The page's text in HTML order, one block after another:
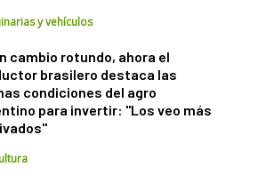
y vehículos
cambio rotundo, ahora el
brasilero destaca las
condiciones del agro
para invertir: "Los veo más